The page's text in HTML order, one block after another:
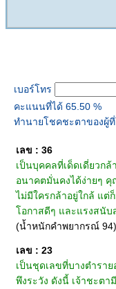
เบอร์โทร
คะแนนที่ได้ 65.50 %
ทำนายโชคชะตาของผู้ที่
เลข : 36
เป็นบุคคลที่เด็ดเดี่ยวก
อนาคตมั่นคงได้ง่ายๆ
ไม่มีใครกล้าอยู่ใกล้ แต่
โอกาสดีๆ และแรงสนับ
(น้ำหนักคำพยากรณ์ 94)
เลข : 23
เป็นชุดเลขที่บางตำรา
พึงระวัง ดังนี้ เจ้าชะต